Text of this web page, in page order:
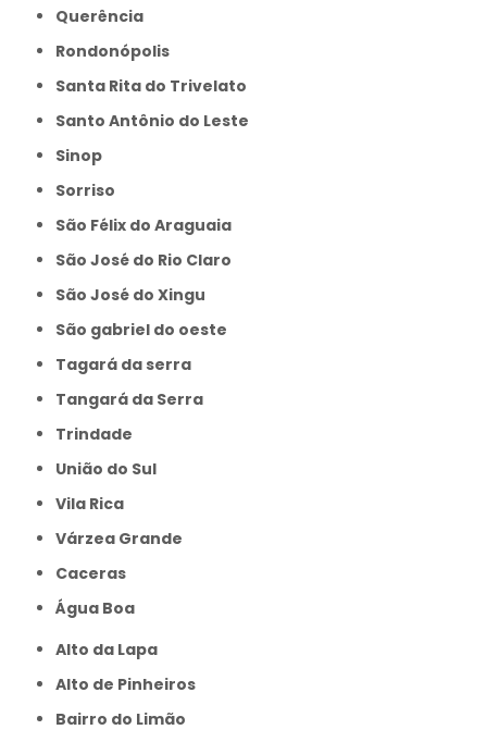
Querência
Rondonópolis
Santa Rita do Trivelato
Santo Antônio do Leste
Sinop
Sorriso
São Félix do Araguaia
São José do Rio Claro
São José do Xingu
São gabriel do oeste
Tagará da serra
Tangará da Serra
Trindade
União do Sul
Vila Rica
Várzea Grande
caceras
Água Boa
Alto da Lapa
Alto de Pinheiros
Bairro do Limão